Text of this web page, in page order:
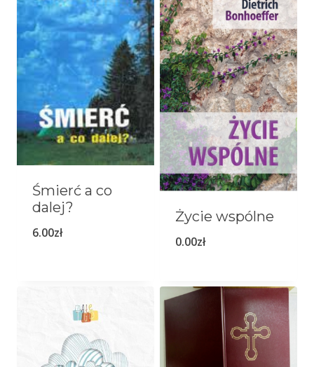
Śmierć a co
dalej?
6.00zł
Życie wspólne
0.00zł